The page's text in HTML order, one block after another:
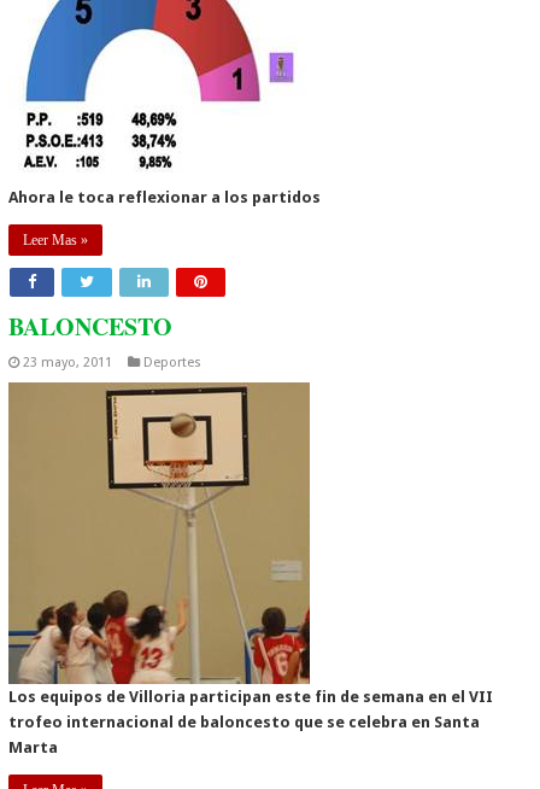
Ahora le toca reflexionar a los partidos
Leer Mas »
BALONCESTO
23 mayo, 2011 Deportes
Los equipos de Villoria participan este fin de semana en el VII
trofeo internacional de baloncesto que se celebra en Santa
Marta